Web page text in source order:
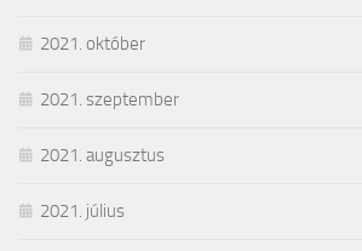
2021. október
2021. szeptember
2021. augusztus
2021. július